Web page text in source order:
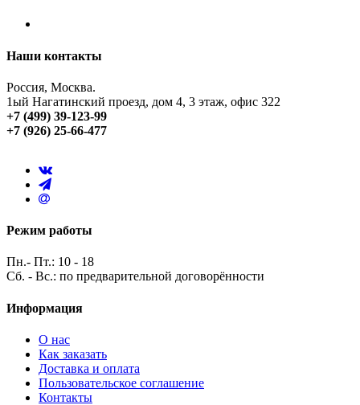
Наши контакты
Россия, Москва.
1ый Нагатинский проезд, дом 4, 3 этаж, офис 322
+7 (499) 39-123-99
+7 (926) 25-66-477
Режим работы
Пн.- Пт.: 10 - 18
Сб. - Вс.: по предварительной договорённости
Информация
О нас
Как заказать
Доставка и оплата
Пользовательское соглашение
Контакты